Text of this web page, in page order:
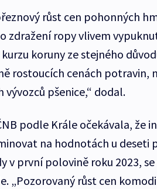
růst cen pohonných
zdražení ropy vlivem
koruny ze stejného
rostoucích cenách potravin,
pšenice,“ dodal.
podle Krále očekávala, že
na hodnotách u deseti
v první polovině roku 2023,
„Pozorovaný růst cen